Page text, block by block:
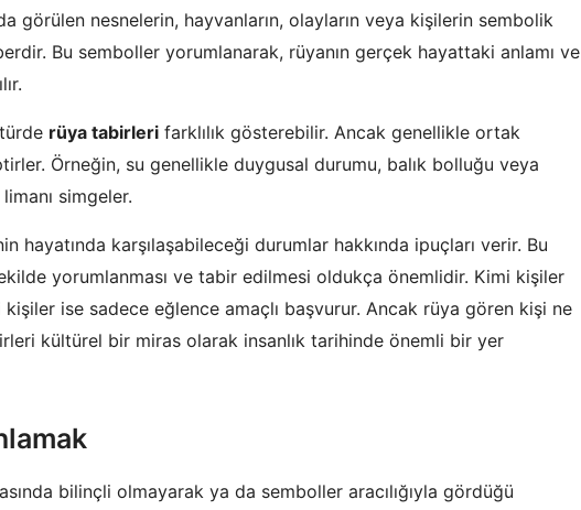
görülen nesnelerin, hayvanların, olayların veya kişilerin sembolik
Bu semboller yorumlanarak, rüyanın gerçek hayattaki anlamı ve
rüya tabirleri farklılık gösterebilir. Ancak genellikle ortak
Örneğin, su genellikle duygusal durumu, balık bolluğu veya
simgeler.
hayatında karşılaşabileceği durumlar hakkında ipuçları verir. Bu
yorumlanması ve tabir edilmesi oldukça önemlidir. Kimi kişiler
ise sadece eğlence amaçlı başvurur. Ancak rüya gören kişi ne
kültürel bir miras olarak insanlık tarihinde önemli bir yer
bilinçli olmayarak ya da semboller aracılığıyla gördüğü